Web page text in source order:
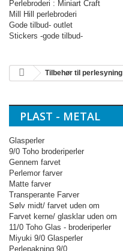
Perlebroderi : Miniart Craft
Mill Hill perlebroderi
Gode tilbud- outlet
Stickers -gode tilbud-
Tilbehør til perlesyning
PLAST - METAL
Glasperler
9/0 Toho broderiperler
Gennem farvet
Perlemor farver
Matte farver
Transperante Farver
Sølv midt/ farvet uden om
Farvet kerne/ glasklar uden om
11/0 Toho Glas - broderiperler
Miyuki 9/0 Glasperler
Perlepakning 9/0